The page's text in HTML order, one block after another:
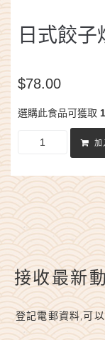
日式餃子
$78.00
選購此食品可獲取 1
加
接收最新
登記電郵資料,可